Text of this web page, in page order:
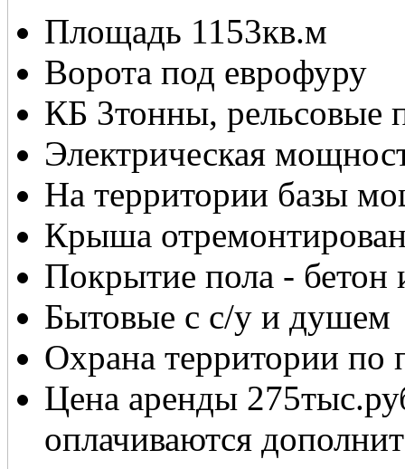
Площадь 1153кв.м
Ворота под еврофуру
КБ 3тонны, рельсовые
Электрическая
На территории базы
Крыша
Покрытие пола - бетон
Бытовые с с/у и душем
Охрана территории по
Цена аренды
оплачиваются